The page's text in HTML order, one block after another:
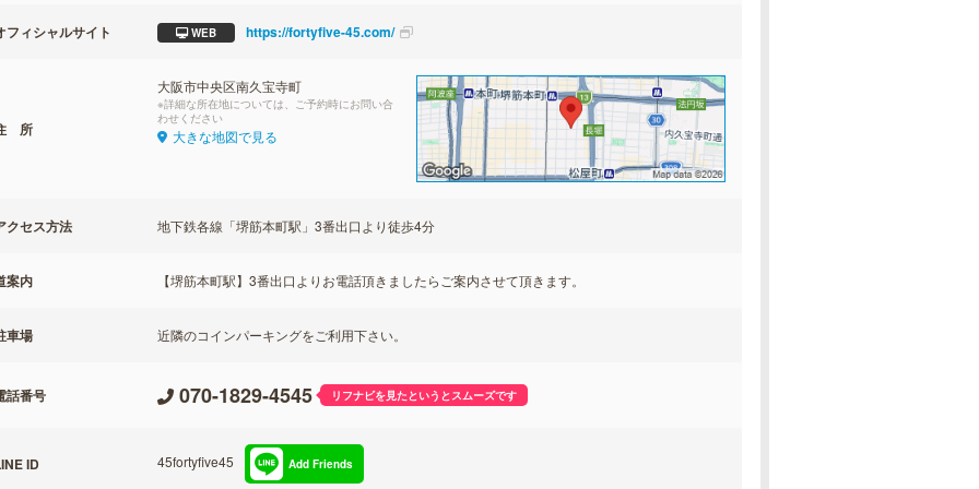
フィシャルサイト WEB https://fortyfive-45.com/
所
大阪市中央区南久宝寺町
※詳細な所在地については、ご予約時にお問い合
わせください
大きな地図で見る
クセス方法 地下鉄各線「堺筋本町駅」3番出口より徒歩4分
案内 【堺筋本町駅】3番出口よりお電話頂きましたらご案内させて頂きます。
車場 近隣のコインパーキングをご利用下さい。
話番号 070-1829-4545 リフナビを見たというとスムーズです
ID 45fortyfive45 Add Friends